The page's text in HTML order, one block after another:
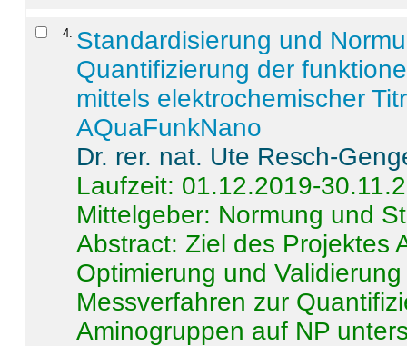
4 Standardisierung und
Quantifizierung der
mittels elektrochemischer
AQuaFunkNano
Dr. rer. nat. Ute Resch-
Laufzeit: 01.12.2019-
Mittelgeber: Normung und
Abstract:Ziel des Projektes
Optimierung und
Messverfahren zur
Aminogruppen auf NP